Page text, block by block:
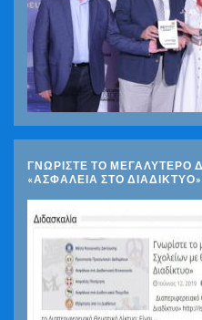
ΓΝΩΡΊΣΤΕ ΤΟ ΜΕΓΑΛΎΤΕΡΟ
«ΑΣΦΆΛΕΙΑ ΣΤΟ